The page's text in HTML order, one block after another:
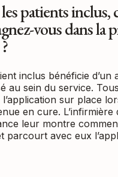
patients inclus,
vous dans la
inclus bénéficie d’un
au sein du service.
sur place
en cure. L’infirmière
leur montre
parcourt avec eux